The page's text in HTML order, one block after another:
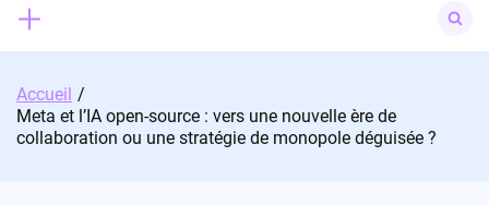
for:
Accueil
Meta et l’IA open-source : vers une nouvelle ère de
collaboration ou une stratégie de monopole déguisée ?